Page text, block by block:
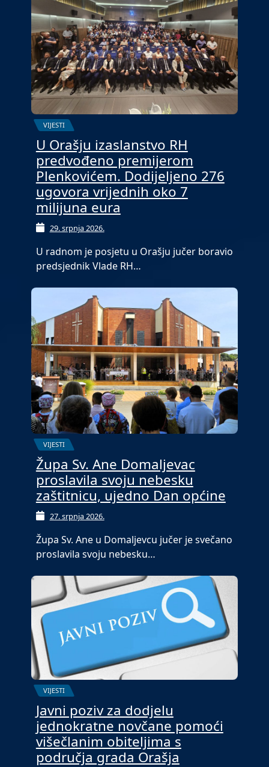
VIJESTI
U Orašju izaslanstvo RH
predvođeno premijerom
Plenkovićem. Dodijeljeno 276
ugovora vrijednih oko 7
milijuna eura
29. srpnja 2026.
U radnom je posjetu u Orašju jučer boravio
predsjednik Vlade RH…
VIJESTI
Župa Sv. Ane Domaljevac
proslavila svoju nebesku
zaštitnicu, ujedno Dan općine
27. srpnja 2026.
Župa Sv. Ane u Domaljevcu jučer je svečano
proslavila svoju nebesku…
VIJESTI
Javni poziv za dodjelu
jednokratne novčane pomoći
višečlanim obiteljima s
područja grada Orašja